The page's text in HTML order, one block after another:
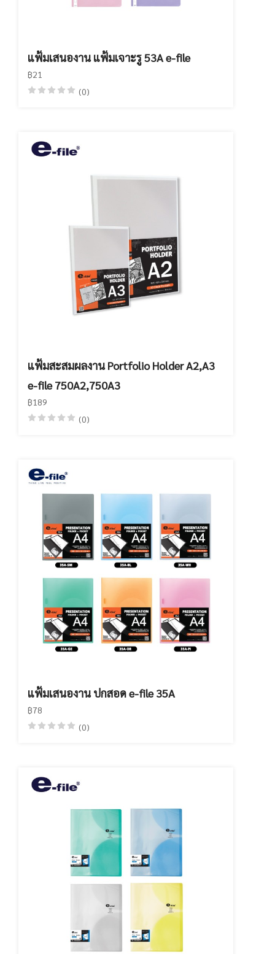
แฟ้มเสนองาน แฟ้มเจาะรู 53A e-file
฿21
(0)
แฟ้มสะสมผลงาน Portfolio Holder A2,A3
e-file 750A2,750A3
฿189
(0)
แฟ้มเสนองาน ปกสอด e-file 35A
฿78
(0)